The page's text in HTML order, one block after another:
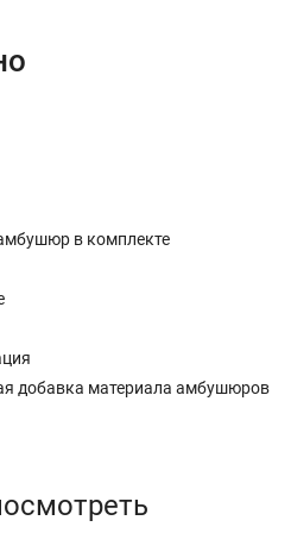
в комплекте
добавка материала амбушюров